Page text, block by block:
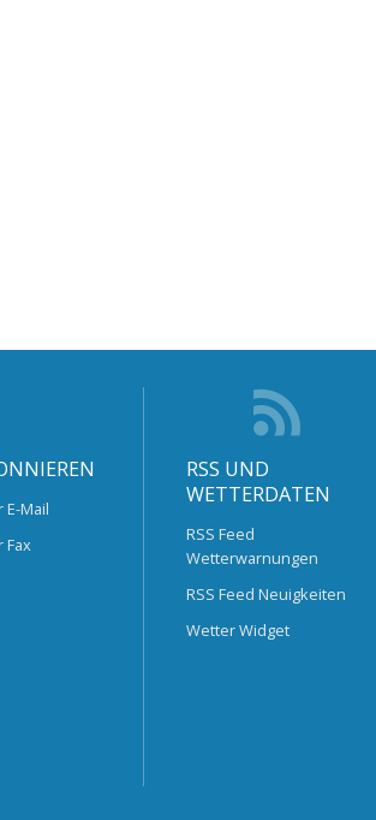
Mail
RSS UND
WETTERDATEN
RSS Feed
Wetterwarnungen
RSS Feed Neuigkeiten
Wetter Widget